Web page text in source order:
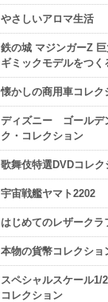
やさしいアロマ生活
鉄の城 マジンガーZ 巨
ギミックモデルをつく
懐かしの商用車コレク
ディズニー ゴールデ
ク・コレクション
歌舞伎特選DVDコレク
宇宙戦艦ヤマト2202
はじめてのレザークラ
本物の貨幣コレクショ
スペシャルスケール1/
コレクション